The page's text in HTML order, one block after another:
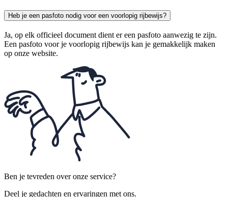
Heb je een pasfoto nodig voor een voorlopig rijbewijs?
Ja, op elk officieel document dient er een pasfoto aanwezig te zijn.
Een pasfoto voor je voorlopig rijbewijs kan je gemakkelijk maken
op onze website.
Ben je tevreden over onze service?
Deel je gedachten en ervaringen met ons.